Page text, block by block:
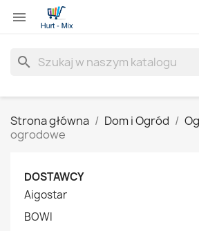

search
Strona główna Dom i Ogród
ogrodowe
DOSTAWCY
Aigostar
BOWI